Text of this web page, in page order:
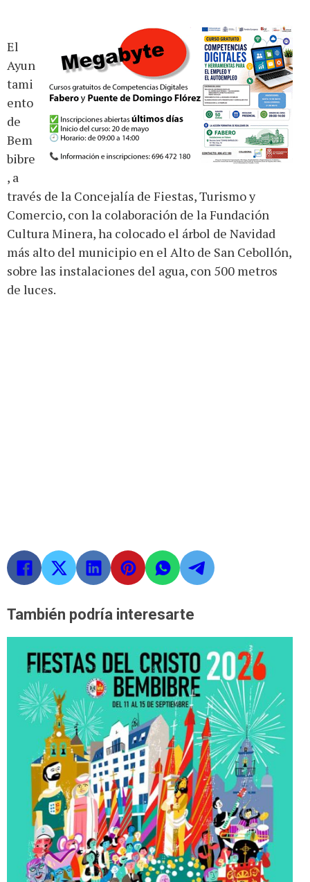
El
Ayun
tami
ento
de
Bem
bibre
, a
través de la Concejalía de Fiestas, Turismo y
Comercio, con la colaboración de la Fundación
Cultura Minera, ha colocado el árbol de Navidad
más alto del municipio en el Alto de San Cebollón,
sobre las instalaciones del agua, con 500 metros
de luces.
También podría interesarte